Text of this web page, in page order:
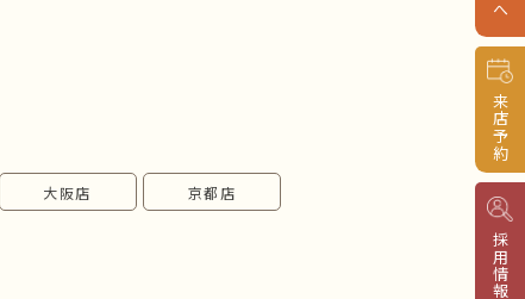
来店予約
採用情報
大阪店 京都店